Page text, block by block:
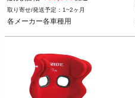
12VIVID"C MNP-S-BK"
1~2ヶ月
各メーカー各車種用